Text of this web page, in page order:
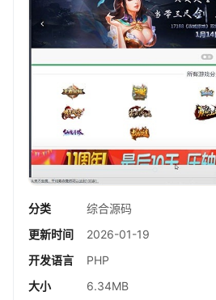
分类
综合源码
更新时间
2026-01-19
开发语言
PHP
大小
6.34MB